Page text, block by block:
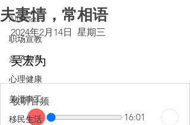
All Posts
职场宣教
亲子教育
心理健康
美漂事工
移民生活
夫妻情，常相语
2024年2月14日  星期三
吴宏为
收听音频
16:01